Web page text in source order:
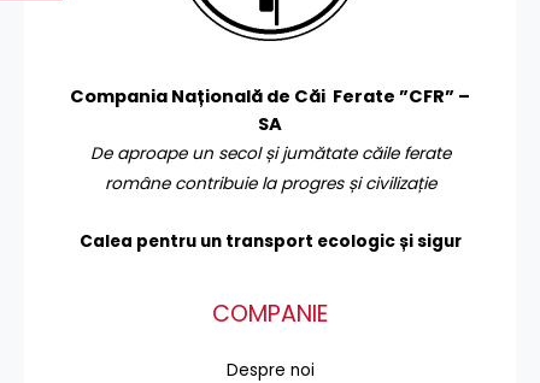
Compania Națională de Căi Ferate ”CFR” –
SA
De aproape un secol și jumătate căile ferate
române contribuie la progres și civilizație
Calea pentru un transport ecologic și sigur
COMPANIE
Despre noi